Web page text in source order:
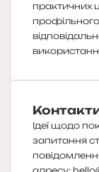
практичних
профільного
Ідеї щодо
запитання